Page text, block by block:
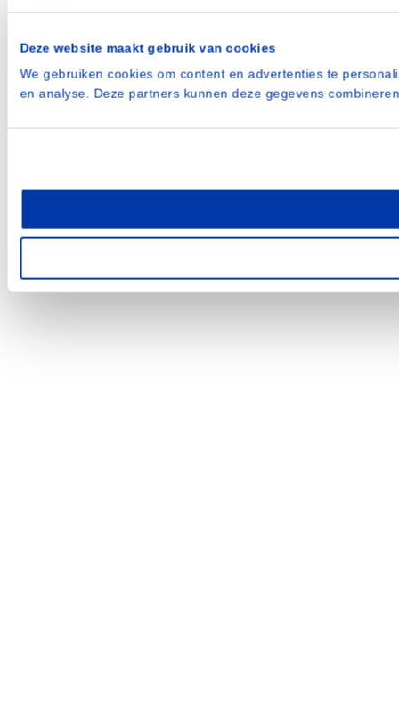
Deze website maakt gebruik van cookies
We gebruiken cookies om content en advertenties te
en analyse. Deze partners kunnen deze gegevens